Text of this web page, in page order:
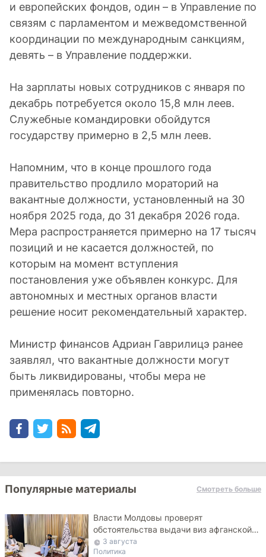
и европейских фондов, один – в Управление по
связям с парламентом и межведомственной
координации по международным санкциям,
девять – в Управление поддержки.
На зарплаты новых сотрудников с января по
декабрь потребуется около 15,8 млн леев.
Служебные командировки обойдутся
государству примерно в 2,5 млн леев.
Напомним, что в конце прошлого года
правительство продлило мораторий на
вакантные должности, установленный на 30
ноября 2025 года, до 31 декабря 2026 года.
Мера распространяется примерно на 17 тысяч
позиций и не касается должностей, по
которым на момент вступления
постановления уже объявлен конкурс. Для
автономных и местных органов власти
решение носит рекомендательный характер.
Министр финансов Адриан Гаврилицэ ранее
заявлял, что вакантные должности могут
быть ликвидированы, чтобы мера не
применялась повторно.
Популярные материалы Смотреть больше
Власти Молдовы проверят
обстоятельства выдачи виз афганской
делегации
3 августа
Политика